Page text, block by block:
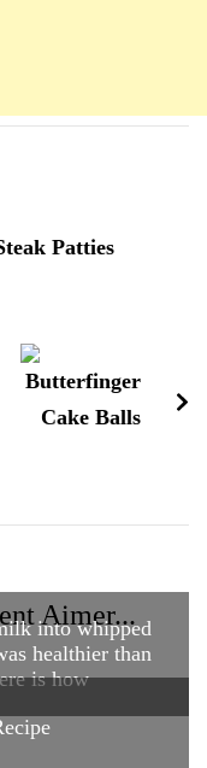
Patties
Aimer...
into whipped
healthier than
is how